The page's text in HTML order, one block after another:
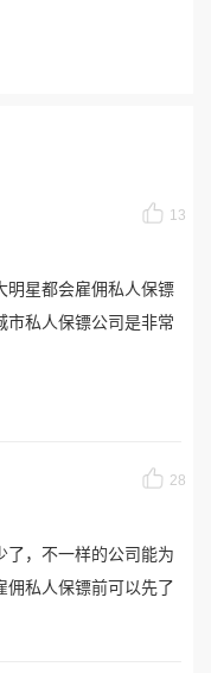
13
明星都会雇佣私人保镖
市私人保镖公司是非常
28
了，不一样的公司能为
佣私人保镖前可以先了